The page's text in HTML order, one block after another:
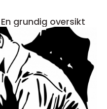
grundig oversikt